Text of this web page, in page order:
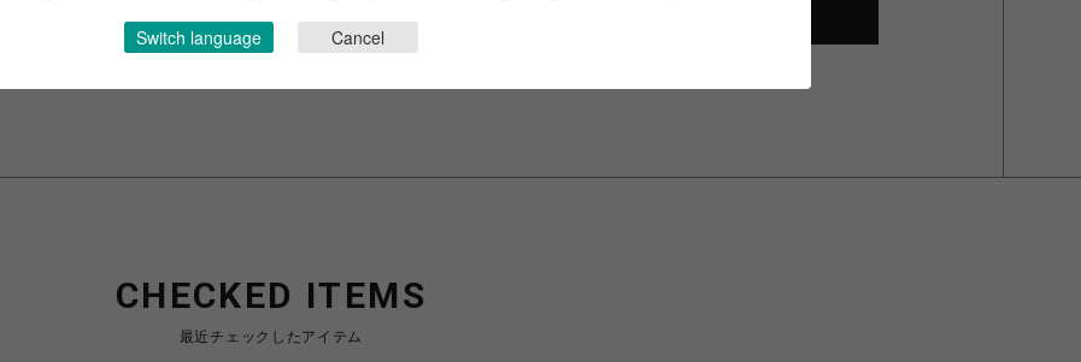
特定商取引法など法令に基づく表記は
こちら
CHECKED ITEMS
最近チェックしたアイテム
Switch language Cancel